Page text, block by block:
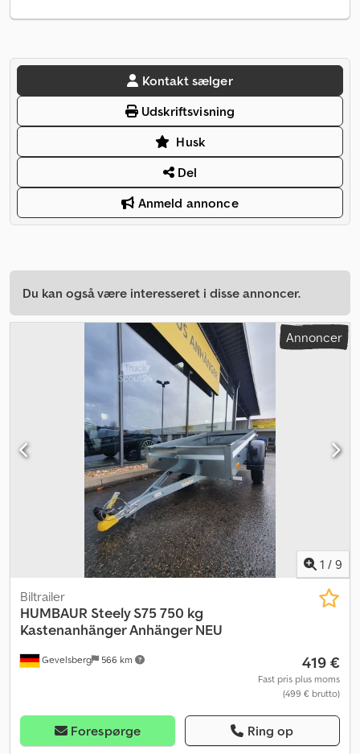
Kontakt sælger
Udskriftsvisning
Husk
Del
Anmeld annonce
Du kan også være interesseret i disse annoncer.
Annoncer
1 / 9
Gevelsberg 566 km
Biltrailer
HUMBAUR Steely S75 750 kg
Kastenanhänger Anhänger NEU
419 €
Fast pris plus moms
(499 € brutto)
Forespørge Ring op